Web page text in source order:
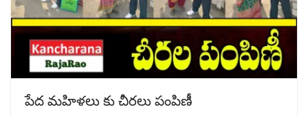
పేద మహిళలు కు చీరలు పంపిణీ